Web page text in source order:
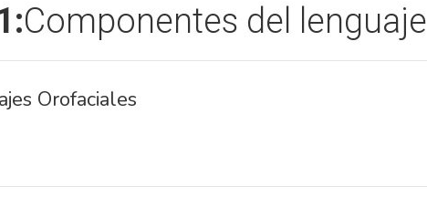
Componentes del lenguaje
Orofaciales